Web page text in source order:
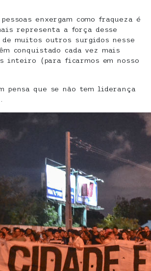
enxergam como fraqueza é
representa a força desse
de muitos outros surgidos nesse
conquistado cada vez mais
inteiro (para ficarmos em nosso
pensa que se não tem liderança